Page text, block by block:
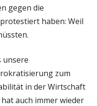
gegen die
haben: Weil
unsere
zum
in der Wirtschaft
auch immer wieder